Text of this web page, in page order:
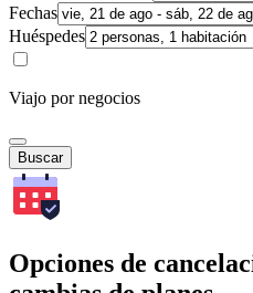
Fechas
Huéspedes
Viajo por negocios
Buscar
Opciones de